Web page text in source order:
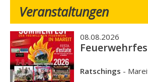
Veranstaltungen
08.08.2026
Ratschings -